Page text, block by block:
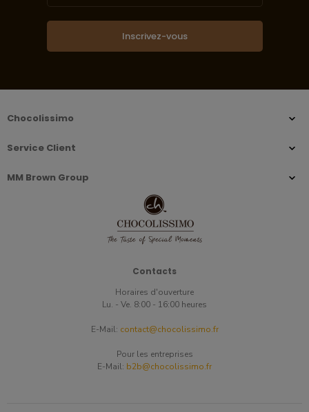
Inscrivez-vous
Chocolissimo
Service Client
MM Brown Group
Contacts
Horaires d'ouverture
Lu. - Ve. 8:00 - 16:00 heures
E-Mail: contact@chocolissimo.fr
Pour les entreprises
E-Mail: b2b@chocolissimo.fr